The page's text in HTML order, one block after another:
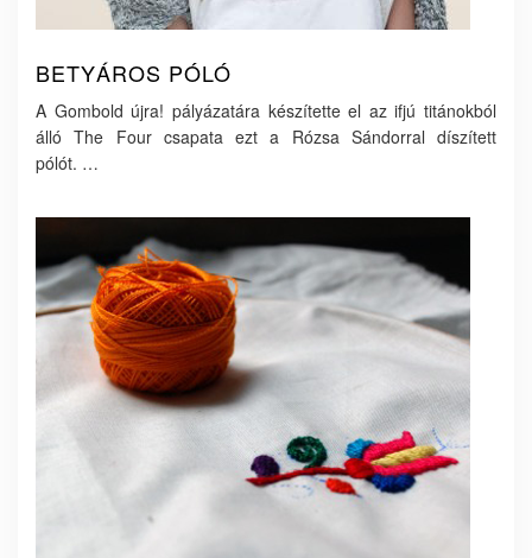
BETYÁROS PÓLÓ
A Gombold újra! pályázatára készítette el az ifjú titánokból
álló The Four csapata ezt a Rózsa Sándorral díszített
pólót. …